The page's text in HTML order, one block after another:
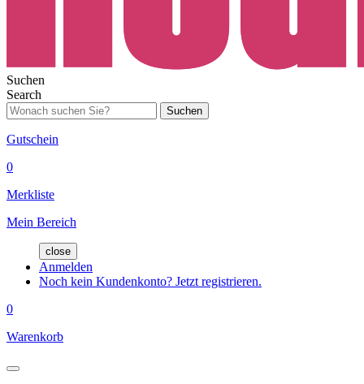
Suchen
Search
Suchen
Gutschein
0
Merkliste
Mein Bereich
close
Anmelden
Noch kein Kundenkonto? Jetzt registrieren.
0
Warenkorb